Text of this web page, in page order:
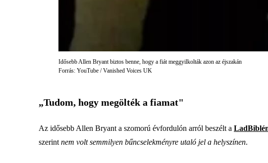
Idősebb Allen Bryant biztos benne, hogy a fiát meggyilkolták azon az éjszakán
Forrás: YouTube / Vanished Voices UK
„Tudom, hogy megölték a fiamat"
Az idősebb Allen Bryant a szomorú évfordulón arról beszélt a
szerint nem volt semmilyen bűncselekményre utaló jel a helyszínen.